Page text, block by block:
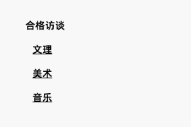
合格访谈
文理
美术
音乐